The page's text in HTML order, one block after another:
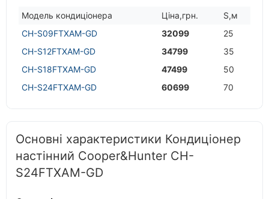
Модель кондицiонера Цiна,грн.
S,м
CH-S09FTXAM-GD
32099
25
CH-S12FTXAM-GD
34799
35
CH-S18FTXAM-GD
47499
50
CH-S24FTXAM-GD
60699 70
Основні характеристики Кондиціонер
настінний Cooper&Hunter CH-
S24FTXAM-GD